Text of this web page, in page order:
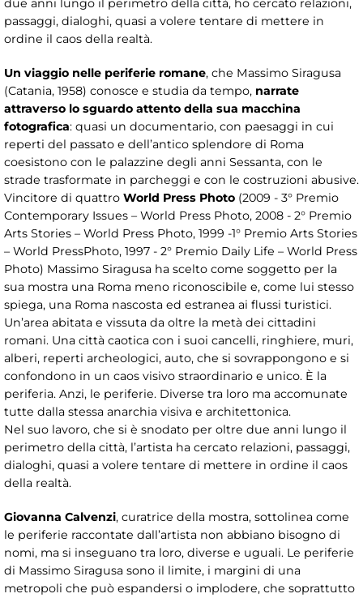
due anni lungo il perimetro della città, ho cercato relazioni,
passaggi, dialoghi, quasi a volere tentare di mettere in
ordine il caos della realtà.
Un viaggio nelle periferie romane, che Massimo Siragusa
(Catania, 1958) conosce e studia da tempo, narrate
attraverso lo sguardo attento della sua macchina
fotografica: quasi un documentario, con paesaggi in cui
reperti del passato e dell’antico splendore di Roma
coesistono con le palazzine degli anni Sessanta, con le
strade trasformate in parcheggi e con le costruzioni abusive.
Vincitore di quattro World Press Photo (2009 - 3° Premio
Contemporary Issues – World Press Photo, 2008 - 2° Premio
Arts Stories – World Press Photo, 1999 -1° Premio Arts Stories
– World PressPhoto, 1997 - 2° Premio Daily Life – World Press
Photo) Massimo Siragusa ha scelto come soggetto per la
sua mostra una Roma meno riconoscibile e, come lui stesso
spiega, una Roma nascosta ed estranea ai flussi turistici.
Un’area abitata e vissuta da oltre la metà dei cittadini
romani. Una città caotica con i suoi cancelli, ringhiere, muri,
alberi, reperti archeologici, auto, che si sovrappongono e si
confondono in un caos visivo straordinario e unico. È la
periferia. Anzi, le periferie. Diverse tra loro ma accomunate
tutte dalla stessa anarchia visiva e architettonica.
Nel suo lavoro, che si è snodato per oltre due anni lungo il
perimetro della città, l’artista ha cercato relazioni, passaggi,
dialoghi, quasi a volere tentare di mettere in ordine il caos
della realtà.
Giovanna Calvenzi, curatrice della mostra, sottolinea come
le periferie raccontate dall’artista non abbiano bisogno di
nomi, ma si inseguano tra loro, diverse e uguali. Le periferie
di Massimo Siragusa sono il limite, i margini di una
metropoli che può espandersi o implodere, che soprattutto